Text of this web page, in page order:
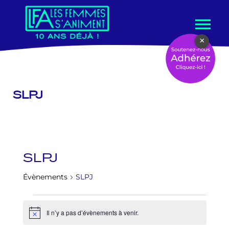
contenu
SLPJ
SLPJ
Évènements SLPJ
Notice Il n’y a pas d’évènements à venir.
×